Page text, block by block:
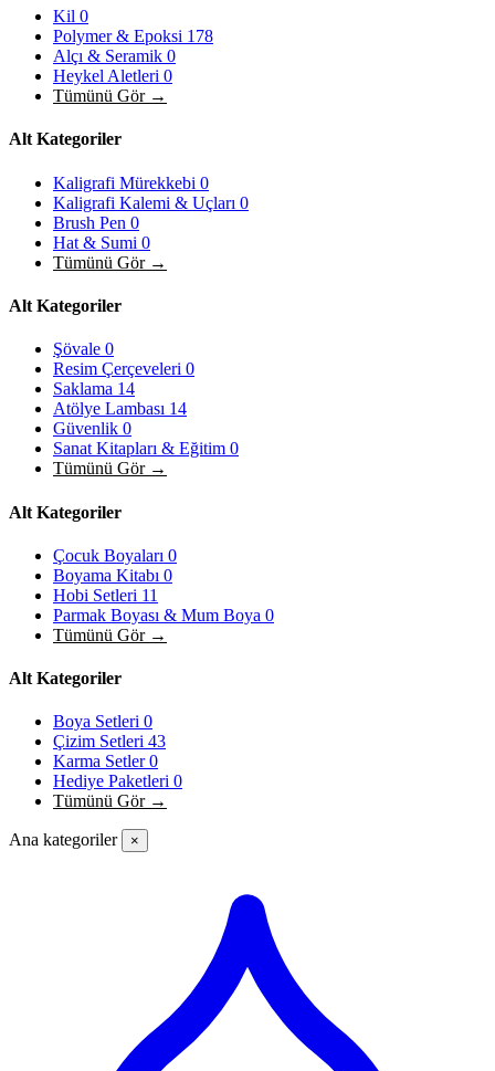
Kil 0
Polymer & Epoksi 178
Alçı & Seramik 0
Heykel Aletleri 0
Tümünü Gör →
Alt Kategoriler
Kaligrafi Mürekkebi 0
Kaligrafi Kalemi & Uçları 0
Brush Pen 0
Hat & Sumi 0
Tümünü Gör →
Alt Kategoriler
Şövale 0
Resim Çerçeveleri 0
Saklama 14
Atölye Lambası 14
Güvenlik 0
Sanat Kitapları & Eğitim 0
Tümünü Gör →
Alt Kategoriler
Çocuk Boyaları 0
Boyama Kitabı 0
Hobi Setleri 11
Parmak Boyası & Mum Boya 0
Tümünü Gör →
Alt Kategoriler
Boya Setleri 0
Çizim Setleri 43
Karma Setler0
Hediye Paketleri 0
Tümünü Gör →
Ana kategoriler ×